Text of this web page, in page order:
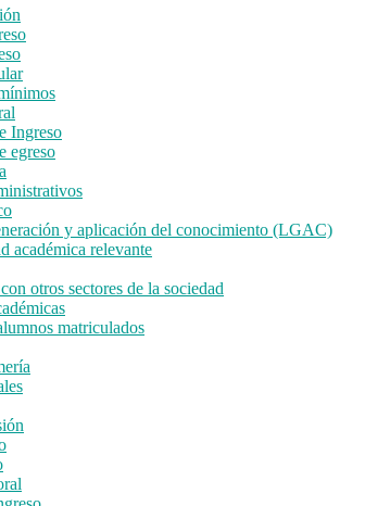
Ingreso
egreso
y aplicación del conocimiento (LGAC)
académica relevante
otros sectores de la sociedad
matriculados